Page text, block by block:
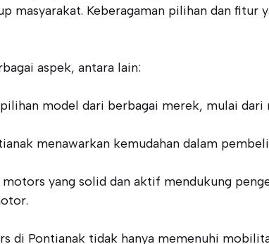
masyarakat. Keberagaman pilihan dan
aspek, antara lain:
model dari berbagai merek, mulai
menawarkan kemudahan dalam
yang solid dan aktif mendukung
di Pontianak tidak hanya memenuhi